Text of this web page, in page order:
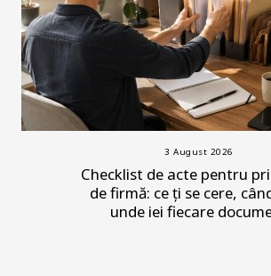
3 August 2026
Checklist de acte pentru
de firmă: ce ți se cere,
unde iei fiecare